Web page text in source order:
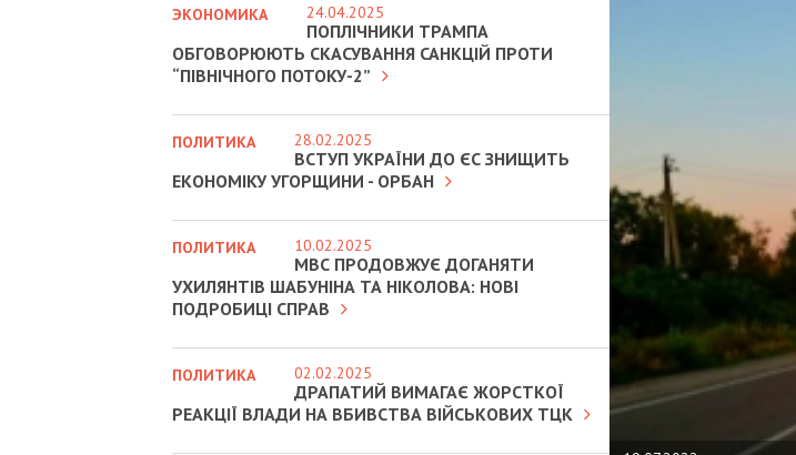
ЭКОНОМИКА 24.04.2025
ПОПЛІЧНИКИ ТРАМПА
ОБГОВОРЮЮТЬ СКАСУВАННЯ САНКЦІЙ ПРОТИ
“ПІВНІЧНОГО ПОТОКУ-2”
ПОЛИТИКА 28.02.2025
ВСТУП УКРАЇНИ ДО ЄС ЗНИЩИТЬ
ЕКОНОМІКУ УГОРЩИНИ - ОРБАН
ПОЛИТИКА 10.02.2025
МВС ПРОДОВЖУЄ ДОГАНЯТИ
УХИЛЯНТІВ ШАБУНІНА ТА НІКОЛОВА: НОВІ
ПОДРОБИЦІ СПРАВ
ПОЛИТИКА 02.02.2025
ДРАПАТИЙ ВИМАГАЄ ЖОРСТКОЇ
РЕАКЦІЇ ВЛАДИ НА ВБИВСТВА ВІЙСЬКОВИХ ТЦК